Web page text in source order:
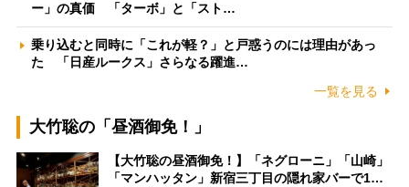
ー」の真価 「ターボ」と「スト…
乗り込むと同時に「これが軽？」と戸惑うのには理由があっ
た 「日産ルークス」さらなる躍進…
一覧を見る
大竹聡の「昼酒御免！」
【大竹聡の昼酒御免！】「ネグローニ」「山崎」
「マンハッタン」新宿三丁目の隠れ家バーで1…